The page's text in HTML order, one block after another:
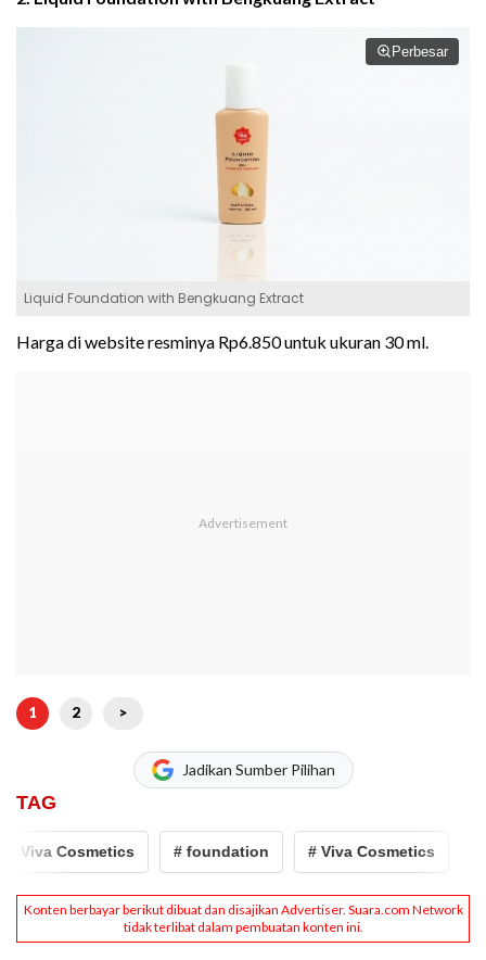
Perbesar
Liquid Foundation with Bengkuang Extract
Harga di website resminya Rp6.850 untuk ukuran 30 ml.
1 2 >
Jadikan Sumber Pilihan
TAG
Viva Cosmetics # foundation # Viva Cosmetics